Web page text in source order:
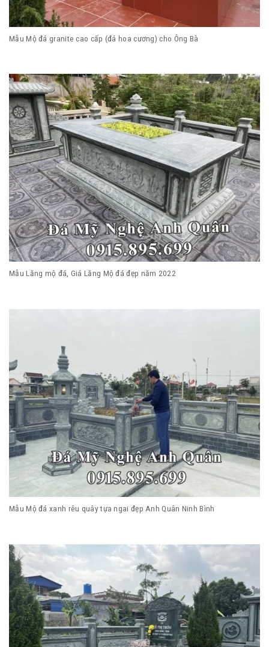
Mẫu Mộ đá granite cao cấp (đá hoa cương) cho Ông Bà
Mẫu Lăng mộ đá, Giá Lăng Mộ đá đẹp năm 2022
Mẫu Mộ đá xanh rêu quây tựa ngai đẹp Anh Quân Ninh Bình